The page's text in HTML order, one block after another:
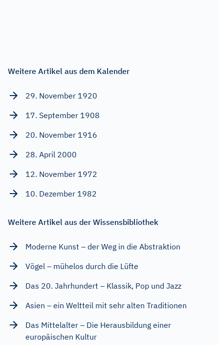
Weitere Artikel aus dem Kalender
29. November 1920
17. September 1908
20. November 1916
28. April 2000
12. November 1972
10. Dezember 1982
Weitere Artikel aus der Wissensbibliothek
Moderne Kunst – der Weg in die Abstraktion
Vögel – mühelos durch die Lüfte
Das 20. Jahrhundert – Klassik, Pop und Jazz
Asien – ein Weltteil mit sehr alten Traditionen
Das Mittelalter – Die Herausbildung einer
europäischen Kultur